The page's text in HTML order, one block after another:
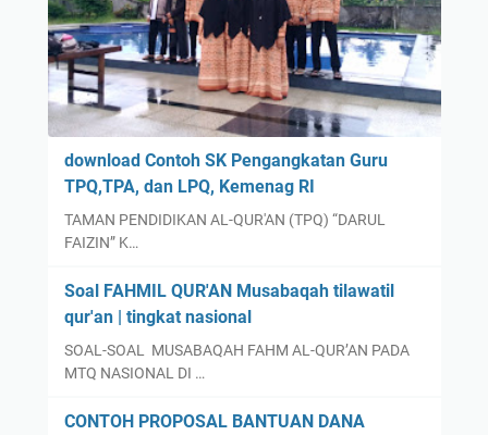
download Contoh SK Pengangkatan Guru
TPQ,TPA, dan LPQ, Kemenag RI
TAMAN PENDIDIKAN AL-QUR'AN (TPQ) “DARUL
FAIZIN” K…
Soal FAHMIL QUR'AN Musabaqah tilawatil
qur'an | tingkat nasional
SOAL-SOAL MUSABAQAH FAHM AL-QUR’AN PADA
MTQ NASIONAL DI …
CONTOH PROPOSAL BANTUAN DANA